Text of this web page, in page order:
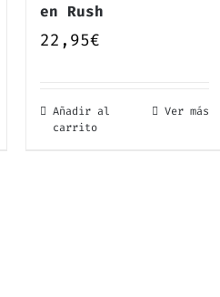
en Rush
22,95€
Añadir al
carrito
Ver más